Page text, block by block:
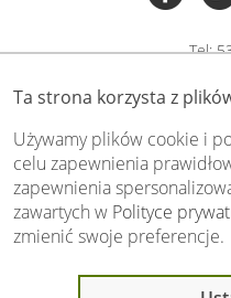
Ta strona korzysta z
Używamy plików cookie i
celu zapewnienia
zapewnienia
zawartych w Polityce
zmienić swoje preferencje.
Tel:
Copyright by
Wszelkie
Stronę
Otrzymaliśmy
Oceń